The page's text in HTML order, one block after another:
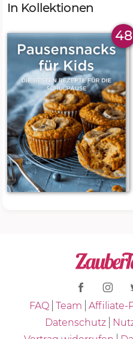
In Kollektionen
48
FAQ Team Affiliate-
Datenschutz